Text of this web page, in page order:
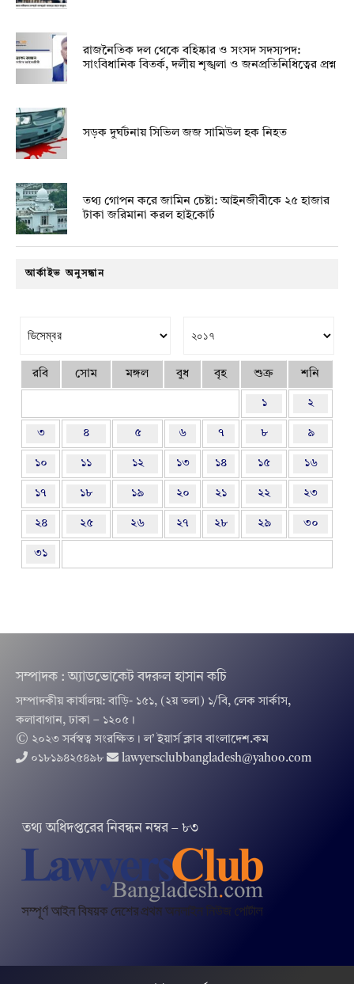
রাজনৈতিক দল থেকে বহিষ্কার ও সংসদ সদস্যপদ:
সাংবিধানিক বিতর্ক, দলীয় শৃঙ্খলা ও জনপ্রতিনিধিত্বের প্রশ্ন
সড়ক দুর্ঘটনায় সিভিল জজ সামিউল হক নিহত
তথ্য গোপন করে জামিন চেষ্টা: আইনজীবীকে ২৫ হাজার
টাকা জরিমানা করল হাইকোর্ট
আর্কাইভ অনুসন্ধান
রবি সোম মঙ্গল বুধ বৃহ শুক্র শনি
১ ২
৩ ৪ ৫ ৬ ৭ ৮ ৯
১০ ১১ ১২ ১৩ ১৪ ১৫ ১৬
১৭ ১৮ ১৯ ২০ ২১ ২২ ২৩
২৪ ২৫ ২৬ ২৭ ২৮ ২৯ ৩০
৩১
সম্পাদক : অ্যাডভোকেট বদরুল হাসান কচি
সম্পাদকীয় কার্যালয়: বাড়ি- ১৫১, (২য় তলা) ১/বি, লেক সার্কাস,
কলাবাগান, ঢাকা – ১২০৫।
© ২০২৩ সর্বস্বত্ব সংরক্ষিত । ল’ ইয়ার্স ক্লাব বাংলাদেশ.কম
০১৮১৯৪২৫৪৯৮
lawyersclubbangladesh@yahoo.com
তথ‌্য অ‌ধিদপ্ত‌রের নিবন্ধন নম্বর – ৮৩